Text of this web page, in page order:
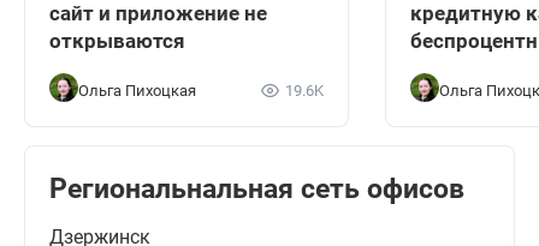
сайт и приложение не
открываются
Ольга Пихоцкая 19.6K
кредитную
Ольга
Региональнальная сеть офисов
Дзержинск